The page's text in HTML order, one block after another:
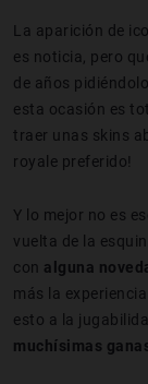
La aparición de
es noticia, pero
de años
esta ocasión es
traer unas skins
royale preferido!
Y lo mejor no es
vuelta de la
con alguna
más la
esto a la
muchísimas